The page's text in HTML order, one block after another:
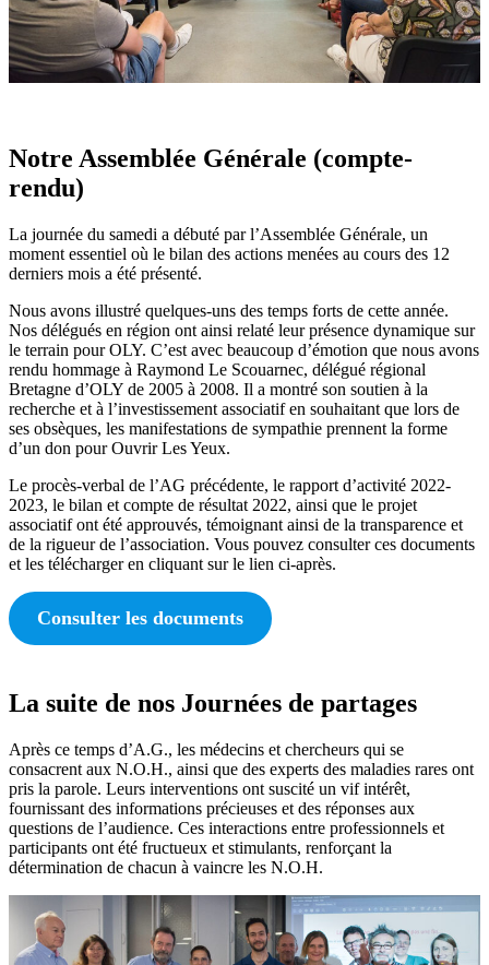
Notre Assemblée Générale (compte-
rendu)
La journée du samedi a débuté par l’Assemblée Générale, un
moment essentiel où le bilan des actions menées au cours des 12
derniers mois a été présenté.
Nous avons illustré quelques-uns des temps forts de cette année.
Nos délégués en région ont ainsi relaté leur présence dynamique sur
le terrain pour OLY. C’est avec beaucoup d’émotion que nous avons
rendu hommage à Raymond Le Scouarnec, délégué régional
Bretagne d’OLY de 2005 à 2008. Il a montré son soutien à la
recherche et à l’investissement associatif en souhaitant que lors de
ses obsèques, les manifestations de sympathie prennent la forme
d’un don pour Ouvrir Les Yeux.
Le procès-verbal de l’AG précédente, le rapport d’activité 2022-
2023, le bilan et compte de résultat 2022, ainsi que le projet
associatif ont été approuvés, témoignant ainsi de la transparence et
de la rigueur de l’association. Vous pouvez consulter ces documents
et les télécharger en cliquant sur le lien ci-après.
Consulter les documents
La suite de nos Journées de partages
Après ce temps d’A.G., les médecins et chercheurs qui se
consacrent aux N.O.H., ainsi que des experts des maladies rares ont
pris la parole. Leurs interventions ont suscité un vif intérêt,
fournissant des informations précieuses et des réponses aux
questions de l’audience. Ces interactions entre professionnels et
participants ont été fructueux et stimulants, renforçant la
détermination de chacun à vaincre les N.O.H.